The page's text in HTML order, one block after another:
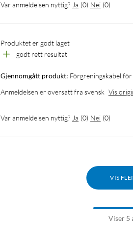
Var anmeldelsen nyttig? Ja (0) Nei (0)
Produktet er godt laget
godt rett resultat
Gjennomgått produkt: Förgreningskabel
Anmeldelsen er oversatt fra svensk Vis
Var anmeldelsen nyttig? Ja (0) Nei (0)
VIS
Viser 5